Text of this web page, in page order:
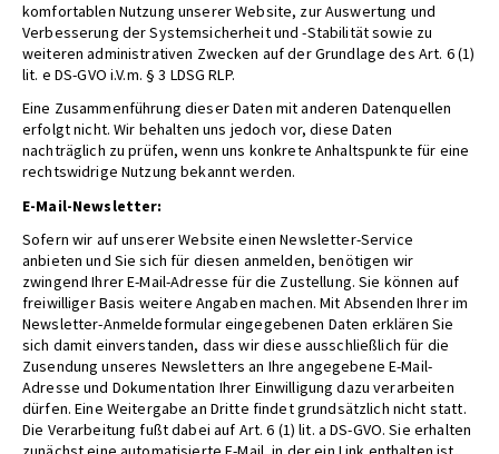
komfortablen Nutzung unserer Website, zur Auswertung und
Verbesserung der Systemsicherheit und -Stabilität sowie zu
weiteren administrativen Zwecken auf der Grundlage des Art. 6 (1)
lit. e DS-GVO i.V.m. § 3 LDSG RLP.
Eine Zusammenführung dieser Daten mit anderen Datenquellen
erfolgt nicht. Wir behalten uns jedoch vor, diese Daten
nachträglich zu prüfen, wenn uns konkrete Anhaltspunkte für eine
rechtswidrige Nutzung bekannt werden.
E-Mail-Newsletter:
Sofern wir auf unserer Website einen Newsletter-Service
anbieten und Sie sich für diesen anmelden, benötigen wir
zwingend Ihrer E-Mail-Adresse für die Zustellung. Sie können auf
freiwilliger Basis weitere Angaben machen. Mit Absenden Ihrer im
Newsletter-Anmeldeformular eingegebenen Daten erklären Sie
sich damit einverstanden, dass wir diese ausschließlich für die
Zusendung unseres Newsletters an Ihre angegebene E-Mail-
Adresse und Dokumentation Ihrer Einwilligung dazu verarbeiten
dürfen. Eine Weitergabe an Dritte findet grundsätzlich nicht statt.
Die Verarbeitung fußt dabei auf Art. 6 (1) lit. a DS-GVO. Sie erhalten